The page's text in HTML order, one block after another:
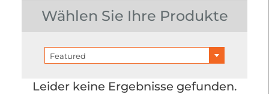
Wählen Sie Ihre Produkte
Featured
Leider keine Ergebnisse gefunden.